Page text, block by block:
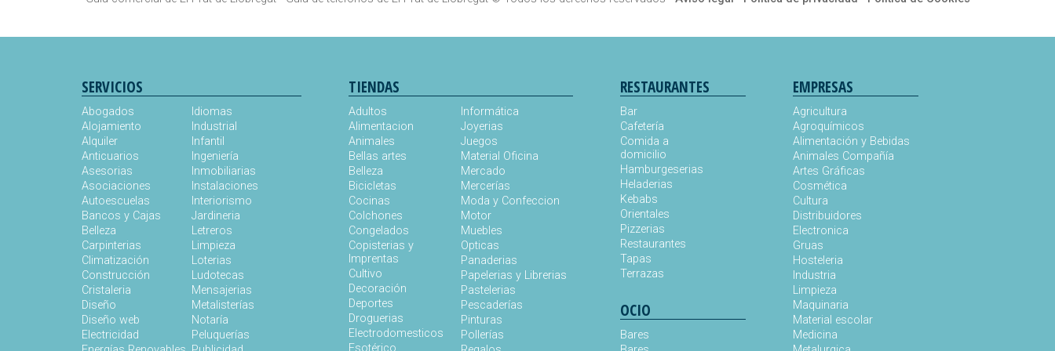
SERVICIOS
Abogados
Alojamiento
Alquiler
Anticuarios
Asesorias
Asociaciones
Autoescuelas
Bancos y Cajas
Belleza
Carpinterias
Climatización
Construcción
Cristaleria
Diseño
Diseño web
Electricidad
Idiomas
Industrial
Infantil
Ingeniería
Inmobiliarias
Instalaciones
Interiorismo
Jardineria
Letreros
Limpieza
Loterias
Ludotecas
Mensajerias
Metalisterías
Notaría
Peluquerías
TIENDAS
Adultos
Alimentacion
Animales
Bellas artes
Belleza
Bicicletas
Cocinas
Colchones
Congelados
Copisterias y
Imprentas
Cultivo
Decoración
Deportes
Droguerias
Electrodomesticos
Esotérico
Informática
Joyerias
Juegos
Material Oficina
Mercado
Mercerías
Moda y Confeccion
Motor
Muebles
Opticas
Panaderias
Papelerias y Librerias
Pastelerias
Pescaderías
Pinturas
Pollerías
RESTAURANTES
Bar
Cafetería
Comida a
domicilio
Hamburgeserias
Heladerias
Kebabs
Orientales
Pizzerias
Restaurantes
Tapas
Terrazas
OCIO
Bares
EMPRESAS
Agricultura
Agroquímicos
Alimentación y Bebidas
Animales Compañía
Artes Gráficas
Cosmética
Cultura
Distribuidores
Electronica
Gruas
Hosteleria
Industria
Limpieza
Maquinaria
Material escolar
Medicina